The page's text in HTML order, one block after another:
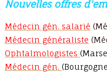
Nouvelles offres
Médecin gén. salarié
Médecin généraliste
Ophtalmologistes
Médecin gén.